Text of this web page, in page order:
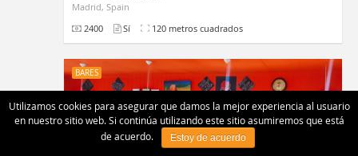
Madrid, Spain
2400
Sí 120 metros cuadrados
BARES
Utilizamos cookies para asegurar que damos la mejor experiencia al usuario
en nuestro sitio web. Si continúa utilizando este sitio asumiremos que está
de acuerdo.
Estoy de acuerdo